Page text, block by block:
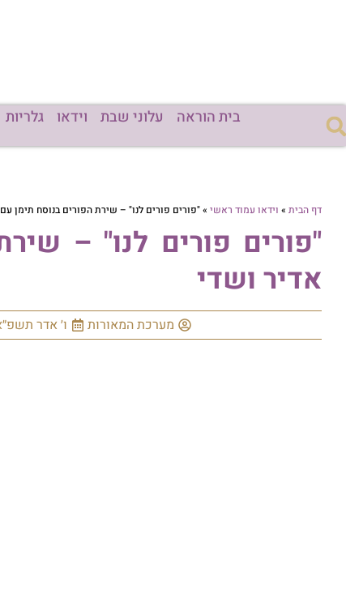
בית הוראה עלוני שבת וידאו גלריות
דף הבית » וידאו עמוד ראשי »"פורים פורים לנו" – שירת הפורים בנוסח תימן
"פורים פורים לנו" –
אדיר ושדי
מערכת המאורות ו׳ אדר